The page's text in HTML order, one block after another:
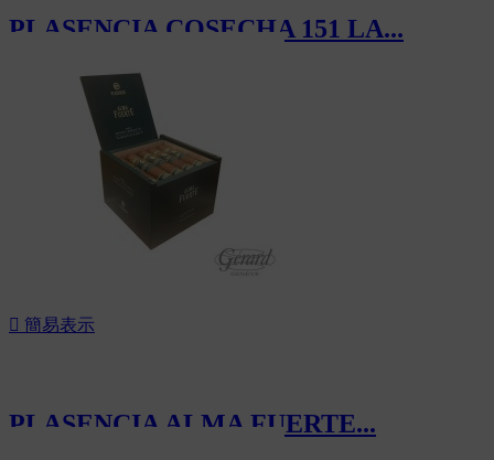
PLASENCIA COSECHA 151 LA...
CHF170.00
 簡易表示
PLASENCIA ALMA FUERTE...